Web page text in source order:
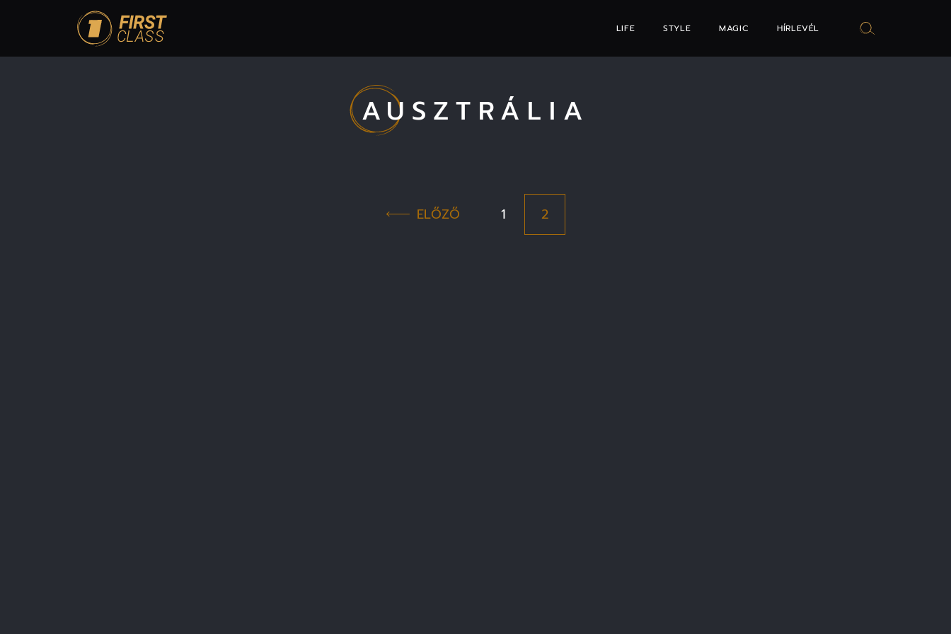
LIFE STYLE MAGIC HÍRLEVÉL
AUSZTRÁLIA
ELŐZŐ 1 2